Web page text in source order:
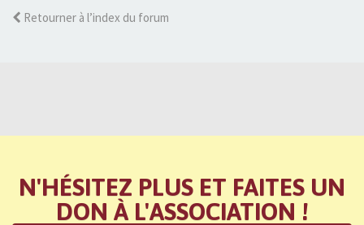
Retourner à l’index du forum
N'HÉSITEZ PLUS ET FAITES UN
DON À L'ASSOCIATION !